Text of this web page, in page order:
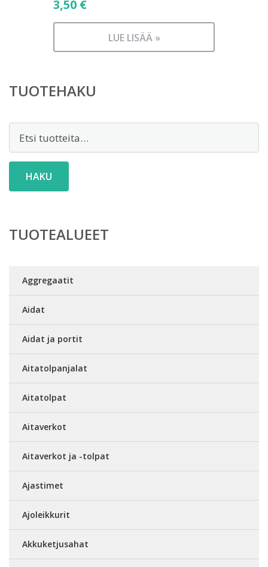
3,50 €
LUE LISÄÄ »
TUOTEHAKU
HAKU
TUOTEALUEET
Aggregaatit
Aidat
Aidat ja portit
Aitatolpanjalat
Aitatolpat
Aitaverkot
Aitaverkot ja -tolpat
Ajastimet
Ajoleikkurit
Akkuketjusahat